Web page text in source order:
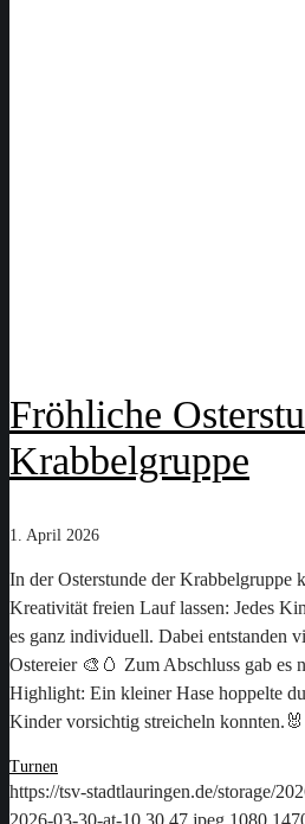
Fröhliche
Krabbelgruppe
1. April 2026
In der Osterstunde der Krabbelgruppe
Kreativität freien Lauf lassen: Jedes
es ganz individuell. Dabei entstanden
Ostereier 🎨🥚 Zum Abschluss gab es
Highlight: Ein kleiner Hase hoppelte
Kinder vorsichtig streicheln
Turnen
https://tsv-stadtlauringen.de/storage/
2026-03-30-at-10.30.47.jpeg 1080